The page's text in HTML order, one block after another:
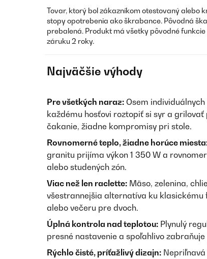
Tovar, ktorý bol zákazníkom otestovaný alebo
stopy opotrebenia ako škrabance. Pôvodná
prebalená. Produkt má všetky pôvodné
záruku 2 roky.
Najväčšie výhody
Pre všetkých naraz: Osem
každému hosťovi roztopiť si syr a
čakanie, žiadne kompromisy pri stole.
Rovnomerné teplo, žiadne horúce
granitu prijíma výkon 1 350 W a
alebo studených zón.
Viac než len raclette: Mäso, zelenina,
všestrannejšia alternatíva ku
alebo večeru pre dvoch.
Úplná kontrola nad teplotou: Plynulý
presné nastavenie a spoľahlivo
Rýchlo čisté, príťažlivý dizajn: